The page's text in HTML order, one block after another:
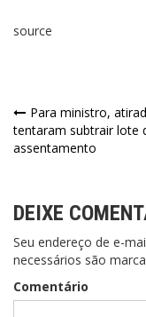
source
Para ministro,
tentaram subtrair lote
assentamento
DEIXE
Seu endereço de e-
necessários são
Comentário